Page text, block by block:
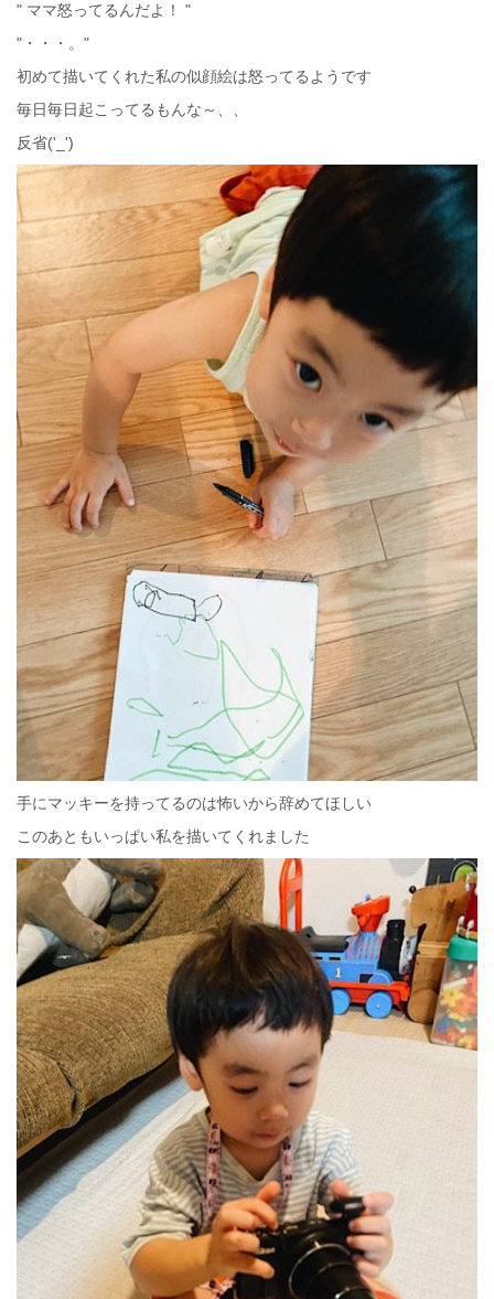
" ママ怒ってるんだよ！ "
"・・・。"
初めて描いてくれた私の似顔絵は怒ってるようです
毎日毎日起こってるもんな～、、
反省('_')
手にマッキーを持ってるのは怖いから辞めてほしい
このあともいっぱい私を描いてくれました